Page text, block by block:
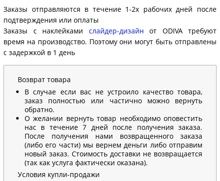
Заказы отправляются в течение 1-2х рабочих дней после
подтверждения или оплаты
Заказы с наклейками слайдер-дизайн от ODIVA требуют
время на производство. Поэтому они могут быть отправлены
с задержкой в 1 день
Возврат товара
В случае если вас не устроило качество товара,
заказ полностью или частично можно вернуть
обратно.
О желании вернуть товар необходимо оповестить
нас в течение 7 дней после получения заказа.
После получения нами возвращенного заказа
(либо его части) мы вернем деньги либо отправим
новый заказ. Стоимость доставки не возвращается
(так как услуга фактически оказана).
Условия купли-продажи